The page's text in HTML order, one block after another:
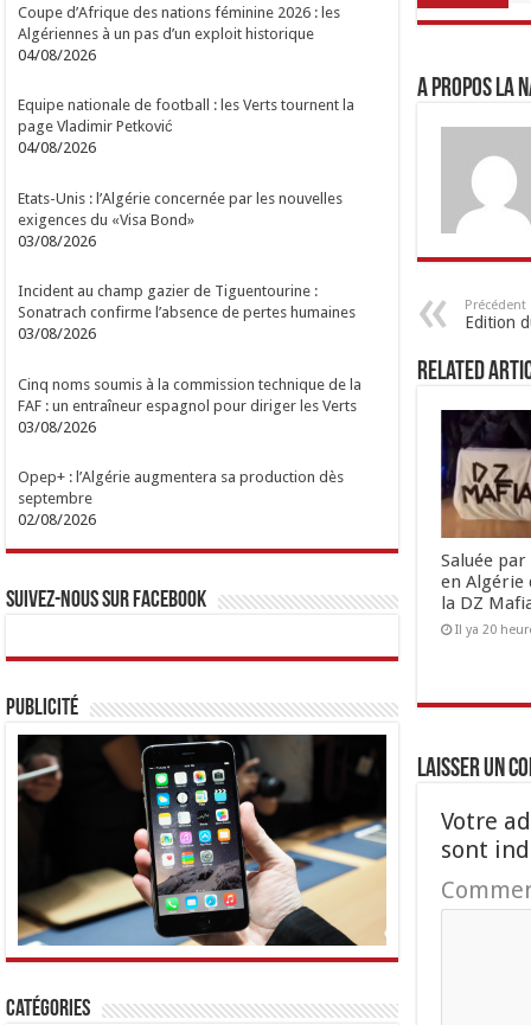
A propos LA
Précédent
Edition
Related
Saluée
en Algérie
la DZ
Il ya 20
Laisser un
Votre
sont
Coupe d’Afrique des nations féminine 2026 : les
Algériennes à un pas d’un exploit historique
04/08/2026
Equipe nationale de football : les Verts tournent la
page Vladimir Petković
04/08/2026
Etats-Unis : l’Algérie concernée par les nouvelles
exigences du «Visa Bond»
03/08/2026
Incident au champ gazier de Tiguentourine :
Sonatrach confirme l’absence de pertes humaines
03/08/2026
Cinq noms soumis à la commission technique de la
FAF : un entraîneur espagnol pour diriger les Verts
03/08/2026
Opep+ : l’Algérie augmentera sa production dès
septembre
02/08/2026
Suivez-nous sur Facebook
Publicité
Catégories